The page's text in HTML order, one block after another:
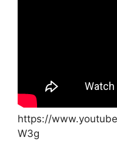
https://
W3g